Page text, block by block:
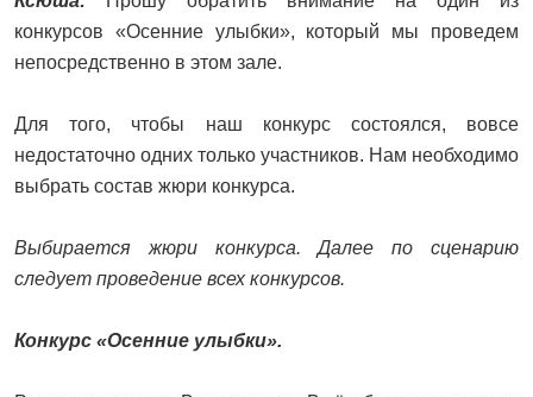
конкурсов «Осенние улыбки», который мы проведем
непосредственно в этом зале.
Для того, чтобы наш конкурс состоялся, вовсе
недостаточно одних только участников. Нам необходимо
выбрать состав жюри конкурса.
Выбирается жюри конкурса. Далее по сценарию
следует проведение всех конкурсов.
Конкурс «Осенние улыбки».